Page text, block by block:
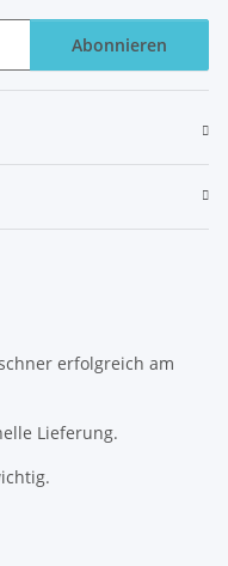
Abonnieren
erfolgreich am
Lieferung.